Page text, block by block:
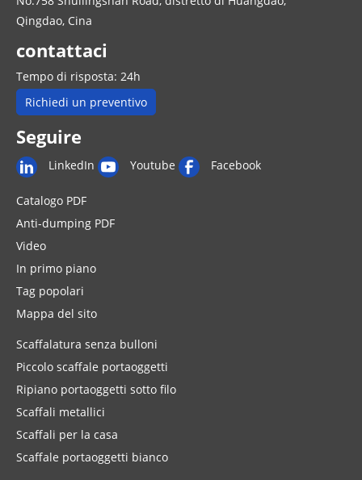
Qingdao, Cina
contattaci
Tempo di risposta: 24h
Richiedi un preventivo
Seguire
LinkedIn Youtube Facebook
Catalogo PDF
Anti-dumping PDF
Video
In primo piano
Tag popolari
Mappa del sito
Scaffalatura senza bulloni
Piccolo scaffale portaoggetti
Ripiano portaoggetti sotto filo
Scaffali metallici
Scaffali per la casa
Scaffale portaoggetti bianco